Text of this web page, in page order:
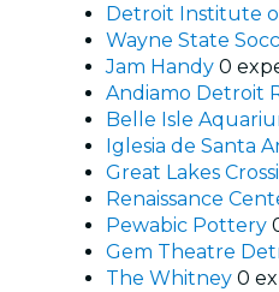
Detroit Institute
Wayne State
Jam Handy 0
Andiamo Detroit
Belle Isle
Iglesia de Santa
Great Lakes
Renaissance
Pewabic Pottery
Gem Theatre
The Whitney 0